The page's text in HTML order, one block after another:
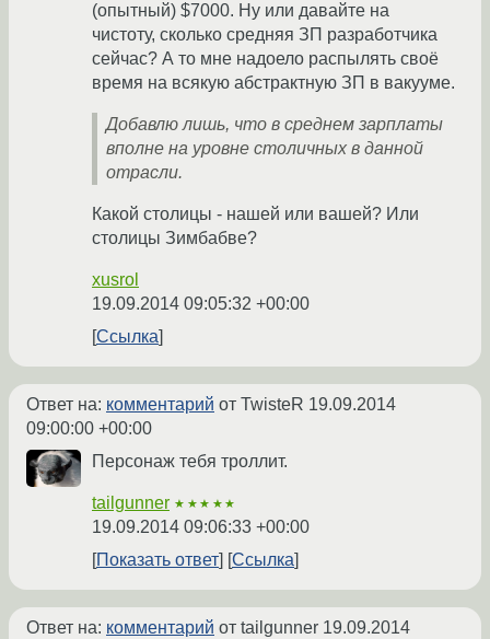
(опытный) $7000. Ну или давайте на
чистоту, сколько средняя ЗП разработчика
сейчас? А то мне надоело распылять своё
время на всякую абстрактную ЗП в вакууме.
Добавлю лишь, что в среднем зарплаты
вполне на уровне столичных в данной
отрасли.
Какой столицы - нашей или вашей? Или
столицы Зимбабве?
xusrol
19.09.2014 09:05:32 +00:00
Ссылка
Ответ на: комментарий от TwisteR 19.09.2014
09:00:00 +00:00
Персонаж тебя троллит.
tailgunner ★★★★★
19.09.2014 09:06:33 +00:00
Показать ответ
Ссылка
Ответ на: комментарий от tailgunner 19.09.2014